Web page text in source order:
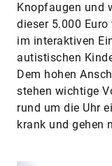
Knopfaugen und
dieser 5.000
im interaktiven
autistischen
Dem hohen
stehen wichtige
rund um die Uhr
krank und gehen